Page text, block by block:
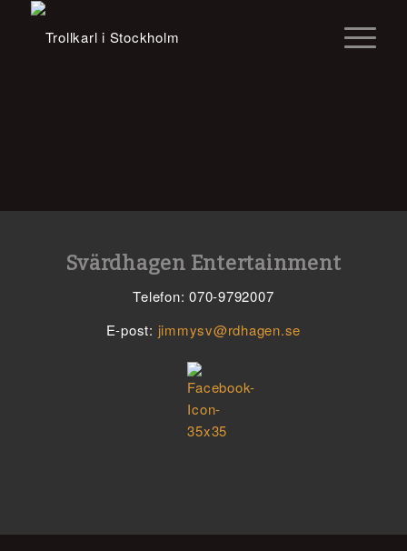
Svärdhagen Entertainment
Telefon: 070-9792007
E-post: jimmysv@rdhagen.se